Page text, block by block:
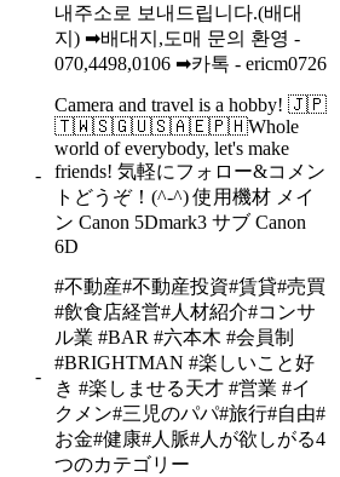
내주소로 보내드립니다.(배대
지) ➡배대지,도매 문의 환영 -
070,4498,0106 ➡카톡 - ericm0726
-
Camera and travel is a hobby! 🇯🇵
🇹🇼🇸🇬🇺🇸🇦🇪🇵🇭Whole
world of everybody, let's make
friends! 気軽にフォロー&コメン
トどうぞ！(^-^) 使用機材 メイ
ン Canon 5Dmark3 サブ Canon
6D
-
#不動産#不動産投資#賃貸#売買
#飲食店経営#人材紹介#コンサ
ル業 #BAR #六本木 #会員制
#BRIGHTMAN #楽しいこと好
き #楽しませる天才 #営業 #イ
クメン#三児のパパ#旅行#自由#
お金#健康#人脈#人が欲しがる4
つのカテゴリー